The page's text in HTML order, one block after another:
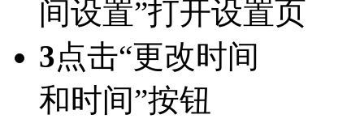
间设置”打开设置页
3点击“更改时间
和时间”按钮